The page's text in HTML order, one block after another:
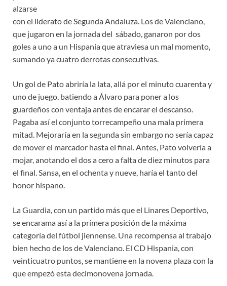
alzarse
con el liderato de Segunda Andaluza. Los de Valenciano,
que jugaron en la jornada del sábado, ganaron por dos
goles a uno a un Hispania que atraviesa un mal momento,
sumando ya cuatro derrotas consecutivas.
Un gol de Pato abriría la lata, allá por el minuto cuarenta y
uno de juego, batiendo a Álvaro para poner a los
guardeños con ventaja antes de encarar el descanso.
Pagaba así el conjunto torrecampeño una mala primera
mitad. Mejoraría en la segunda sin embargo no sería capaz
de mover el marcador hasta el final. Antes, Pato volvería a
mojar, anotando el dos a cero a falta de diez minutos para
el final. Sansa, en el ochenta y nueve, haría el tanto del
honor hispano.
La Guardia, con un partido más que el Linares Deportivo,
se encarama así a la primera posición de la máxima
categoría del fútbol jiennense. Una recompensa al trabajo
bien hecho de los de Valenciano. El CD Hispania, con
veinticuatro puntos, se mantiene en la novena plaza con la
que empezó esta decimonovena jornada.